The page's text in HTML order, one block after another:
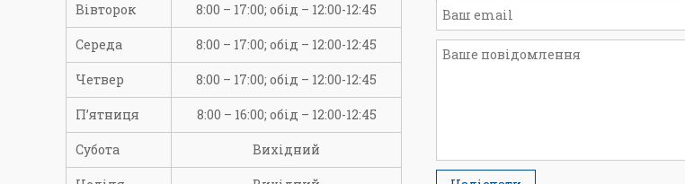
Вівторок 8:00 – 17:00; обід – 12:00-12:45
Середа 8:00 – 17:00; обід – 12:00-12:45
Четвер 8:00 – 17:00; обід – 12:00-12:45
П’ятниця 8:00 – 16:00; обід – 12:00-12:45
Субота Вихідний